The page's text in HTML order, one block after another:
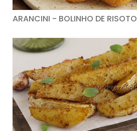
ARANCINI - BOLINHO DE RISOTO